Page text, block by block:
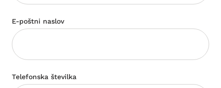
E-poštni naslov
Telefonska številka